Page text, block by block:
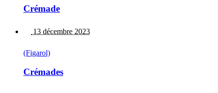
Crémade
13 décembre 2023
(Figarol)
Crémades